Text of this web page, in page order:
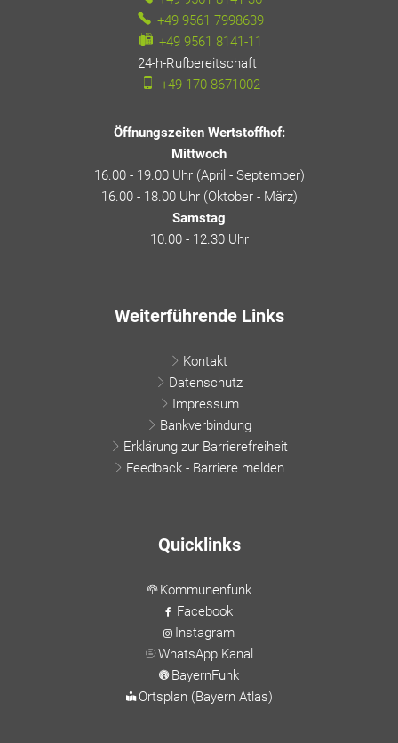
+49 9561 7998639
+49 9561 8141-11
24-h-Rufbereitschaft
+49 170 8671002
Öffnungszeiten Wertstoffhof:
Mittwoch
16.00 - 19.00 Uhr (April - September)
16.00 - 18.00 Uhr (Oktober - März)
Samstag
10.00 - 12.30 Uhr
Weiterführende Links
Kontakt
Datenschutz
Impressum
Bankverbindung
Erklärung zur Barrierefreiheit
Feedback - Barriere melden
Quicklinks
Kommunenfunk
Facebook
Instagram
WhatsApp Kanal
BayernFunk
Ortsplan (Bayern Atlas)